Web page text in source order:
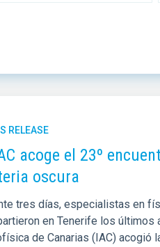
MIN
RELEASE
acoge el 23º
oscura
tres días, especialistas en
en Tenerife los últimos
de Canarias (IAC) acogió